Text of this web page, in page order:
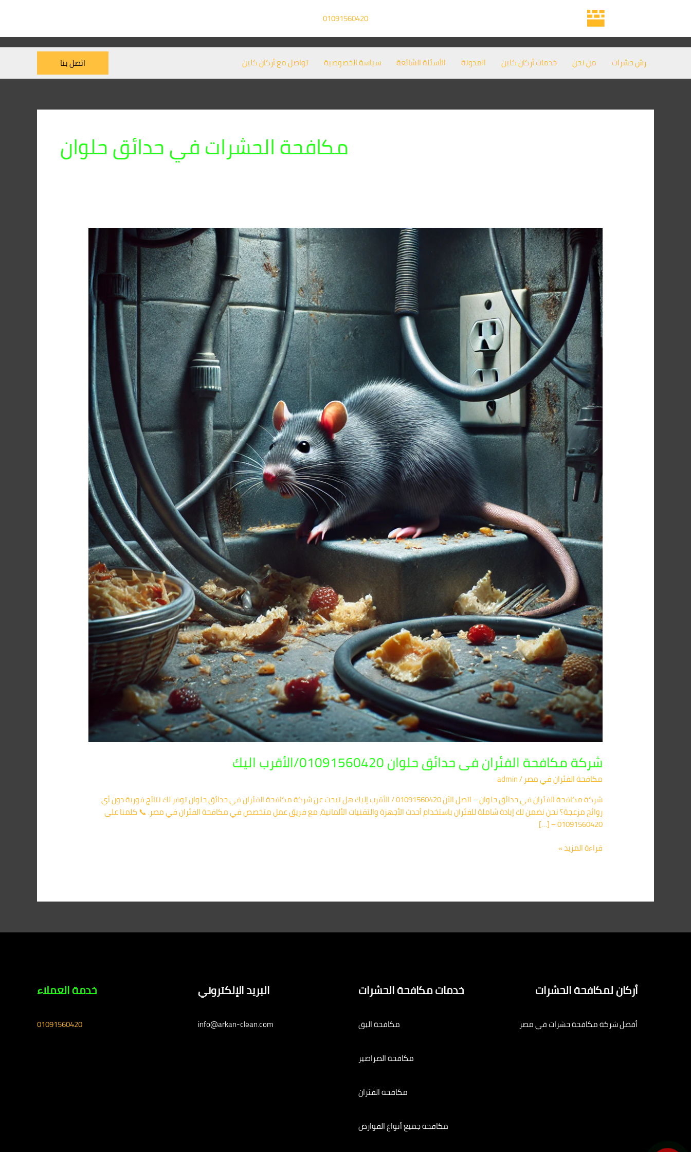
01091560420
رش حشرات من نحن خدمات أركان كلين المدونة الأسئلة الشائعة سياسة الخصوصية تواصل مع أركان كلين اتصل بنا
مكافحة الحشرات في حدائق حلوان
شركة مكافحة الفئران فى حدائق حلوان 01091560420/الأقرب اليك
مكافحة الفئران​ في مصر /
admin
شركة مكافحة الفئران في حدائق حلوان – اتصل الآن 01091560420 / الأقرب إليك هل تبحث عن شركة مكافحة الفئران في حدائق حلوان توفر لك نتائج فورية دون أي
روائح مزعجة؟ نحن نضمن لك إبادة شاملة للفئران باستخدام أحدث الأجهزة والتقنيات الألمانية، مع فريق عمل متخصص في مكافحة الفئران في مصر. 📞 كلمنا على
01091560420 – […]
شركة
مكافحة
الفئران
فى
حدائق
حلوان
01091560420/
الأقرب
اليك
قراءة المزيد »
أركان لمكافحة الحشرات
أفضل شركة مكافحة حشرات في مصر
خدمات مكافحة الحشرات
مكافحة البق
مكافحة الصراصير
مكافحة الفئران
مكافحة جميع أنواع القوارض
البريد الإلكتروني
info@arkan-clean.com
خدمة العملاء
01091560420